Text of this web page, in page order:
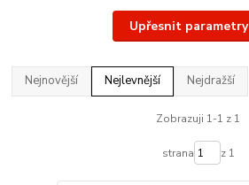
Upřesnit parametry
Nejnovější Nejlevnější Nejdražší
Zobrazuji 1-1 z 1
strana z 1